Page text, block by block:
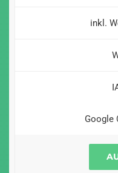
inkl.
Google